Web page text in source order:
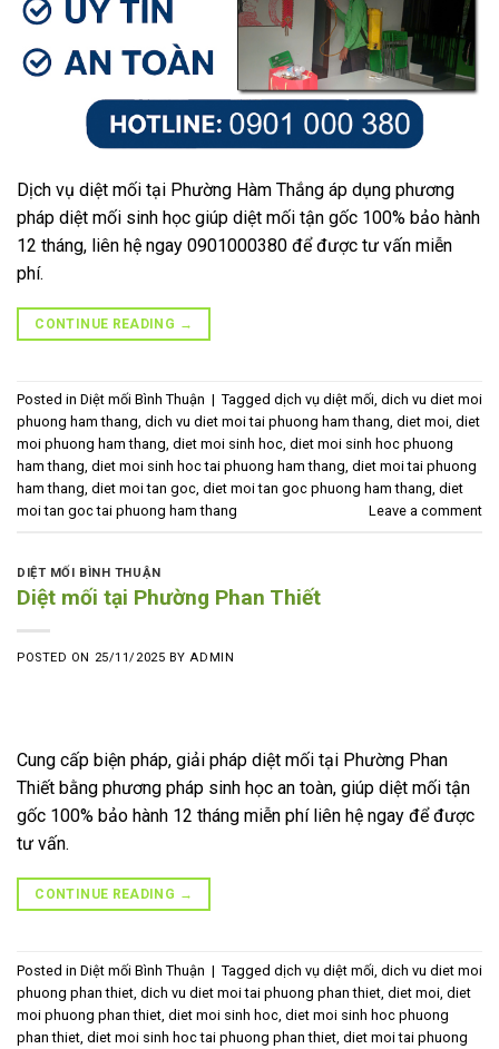
Dịch vụ diệt mối tại Phường Hàm Thắng áp dụng phương
pháp diệt mối sinh học giúp diệt mối tận gốc 100% bảo hành
12 tháng, liên hệ ngay 0901000380 để được tư vấn miễn
phí.
CONTINUE READING →
Posted in Diệt mối Bình Thuận | Tagged dịch vụ diệt mối, dich vu diet moi
phuong ham thang, dich vu diet moi tai phuong ham thang, diet moi, diet
moi phuong ham thang, diet moi sinh hoc, diet moi sinh hoc phuong
ham thang, diet moi sinh hoc tai phuong ham thang, diet moi tai phuong
ham thang, diet moi tan goc, diet moi tan goc phuong ham thang, diet
moi tan goc tai phuong ham thang
Leave a comment
DIỆT MỐI BÌNH THUẬN
Diệt mối tại Phường Phan Thiết
POSTED ON 25/11/2025 BYADMIN
Cung cấp biện pháp, giải pháp diệt mối tại Phường Phan
Thiết bằng phương pháp sinh học an toàn, giúp diệt mối tận
gốc 100% bảo hành 12 tháng miễn phí liên hệ ngay để được
tư vấn.
CONTINUE READING →
Posted in Diệt mối Bình Thuận | Tagged dịch vụ diệt mối dich vu diet moi
phuong phan thiet dich vu diet moi tai phuong phan thiet diet moi diet
moi phuong phan thiet diet moi sinh hoc diet moi sinh hoc phuong
phan thiet diet moi sinh hoc tai phuong phan thiet diet moi tai phuong